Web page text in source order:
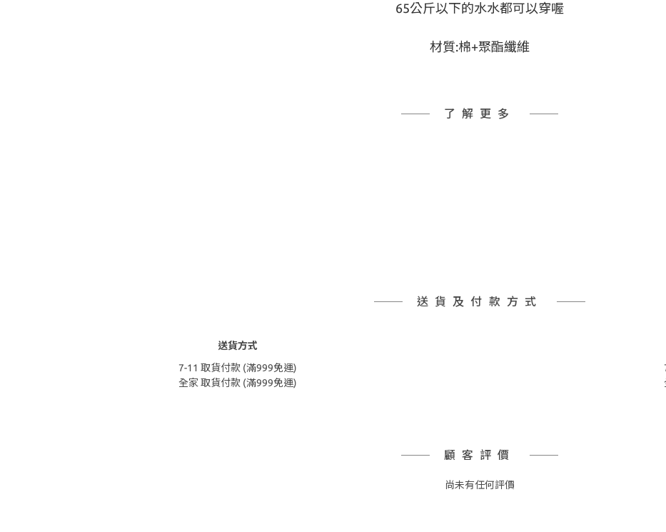
65公斤以下的水水都可以穿喔
材質:棉+聚酯纖維
了解更多
送貨及付款方式
送貨方式
7-11 取貨付款 (滿999免運)
全家 取貨付款 (滿999免運)
顧客評價
尚未有任何評價